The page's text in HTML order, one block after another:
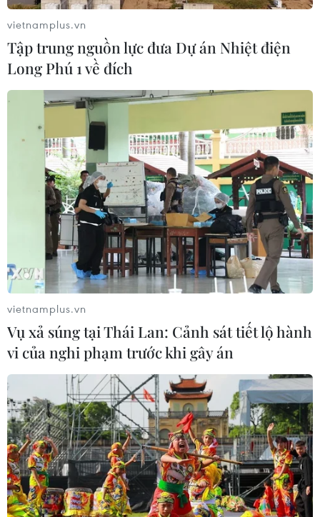
TIN CÙNG CHUYÊN MỤC
Hàn Quốc và Đài Loan lần đầu tiên
vượt Nhật Bản về kim ngạch xuất
khẩu
09/08/2026 14:15
Công suất lọc dầu thu hẹp, giá xăng
Mỹ đối mặt áp lực tăng
09/08/2026 09:43
vietnamplus.vn
Tập trung nguồn lực đưa Dự án Nhiệt điện
Long Phú 1 về đích
vietnamplus.vn
Vụ xả súng tại Thái Lan: Cảnh sát tiết lộ hành
vi của nghi phạm trước khi gây án